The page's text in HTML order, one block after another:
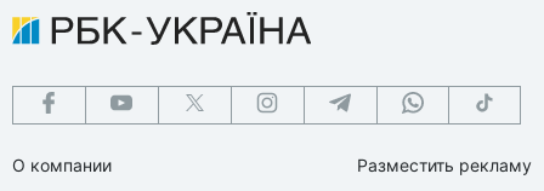
О компании
Разместить рекламу